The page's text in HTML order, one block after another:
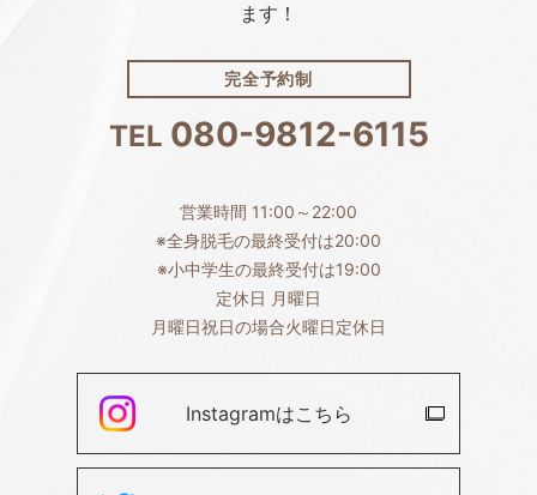
ます！
完全予約制
TEL 080-9812-6115
営業時間 11:00～22:00
※全身脱毛の最終受付は20:00
※小中学生の最終受付は19:00
定休日 月曜日
月曜日祝日の場合火曜日定休日
Instagramはこちら